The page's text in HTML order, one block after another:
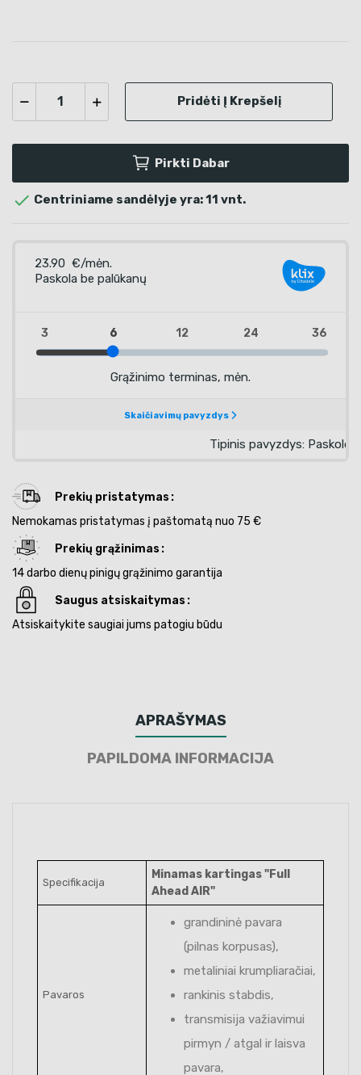
Pridėti Į Krepšelį
Pirkti Dabar
 Centriniame sandėlyje yra: 11 vnt.
Prekių pristatymas
Nemokamas pristatymas į paštomatą nuo 75 €
Prekių grąžinimas
14 darbo dienų pinigų grąžinimo garantija
Saugus atsiskaitymas
Atsiskaitykite saugiai jums patogiu būdu
APRAŠYMAS
PAPILDOMA INFORMACIJA
Specifikacija
Minamas kartingas "Full
Ahead AIR"
Pavaros
grandininė pavara
(pilnas korpusas),
metaliniai krumpliaračiai,
rankinis stabdis,
transmisija važiavimui
pirmyn / atgal ir laisva
pavara,